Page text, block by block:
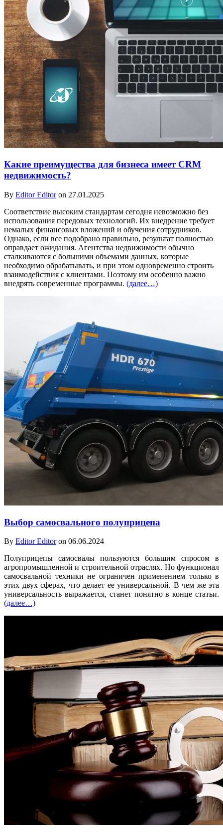
Какие преимущества для бизнеса имеет CRM
недвижимость?
By Editor Editoron 27.01.2025
Соответствие высоким стандартам сегодня невозможно без
использования передовых технологий. Их внедрение требует
немалых финансовых вложений и обучения сотрудников.
Однако, если все подобрано правильно, результат полностью
оправдает ожидания. Агентства недвижимости обычно
сталкиваются с большими объемами данных, которые
необходимо обрабатывать, и при этом одновременно строить
взаимодействия с клиентами. Поэтому им особенно важно
внедрять современные программы. (далее…)
Выбор самосвального полуприцепа
By Editor Editoron 06.06.2024
Полуприцепы самосвалы пользуются большим спросом в
агропромышленной и строительной отраслях. Но функционал
самосвальной техники не ограничен применением только в
этих двух сферах, что делает ее универсальной. В чем же эта
универсальность выражается, станет понятно в конце статьи.
(далее…)